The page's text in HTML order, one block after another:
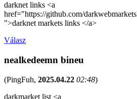
darknet links <a
href="https://github.com/
">darknet markets links </a>
Válasz
nealkedeemn bineu
(PingFuh, 2025.04.22 02:48)
darkmarket list <a